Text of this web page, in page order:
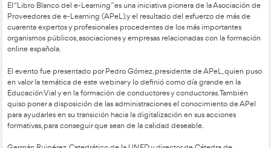
La Comisión de Seguridad vial del Congreso de los
APeL, AT Academia del Transportista y participantes de
celebró el día grande de la Educación Vial e-Learning en
En el día de ayer tuvo lugar la presentación del capítulo
Educación Vial del Libro Blanco del e-Learning con la
internacional de México, Perú, Colombia, Ecuador, Paraguay